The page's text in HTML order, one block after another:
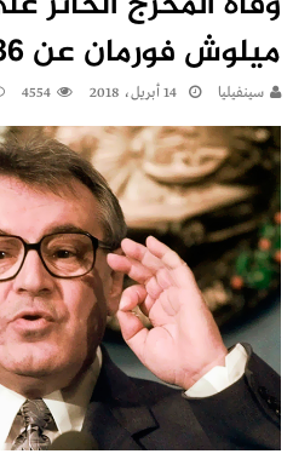
ميلوش فورمان عن 86 عاما
سينفيليا 14 أبريل، 2018 4554